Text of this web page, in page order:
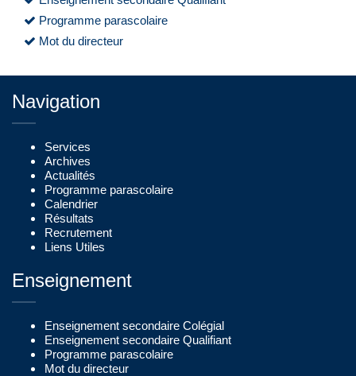
Programme parascolaire
Mot du directeur
Navigation
Services
Archives
Actualités
Programme parascolaire
Calendrier
Résultats
Recrutement
Liens Utiles
Enseignement
Enseignement secondaire Colégial
Enseignement secondaire Qualifiant
Programme parascolaire
Mot du directeur